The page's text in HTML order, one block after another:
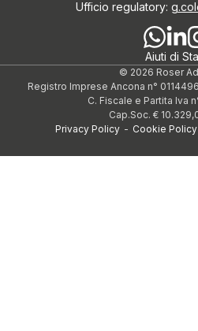
Ufficio regulatory:
Aiuti di
© 2026 Roser
Registro Imprese Ancona n°
C. Fiscale e Partita Iva
Cap.Soc. €
Cookie Policy
-
Privacy Policy